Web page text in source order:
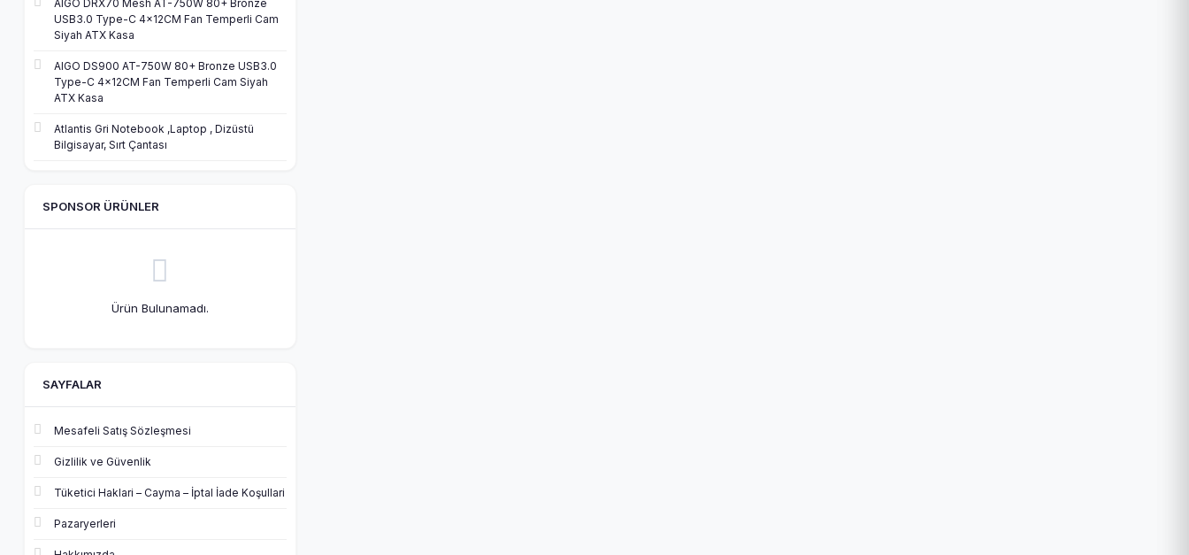
AIGO DRX70 Mesh AT-750W 80+ Bronze
USB3.0 Type-C 4×12CM Fan Temperli Cam
Siyah ATX Kasa
AIGO DS900 AT-750W 80+ Bronze USB3.0
Type-C 4×12CM Fan Temperli Cam Siyah
ATX Kasa
Atlantis Gri Notebook ,Laptop , Dizüstü
Bilgisayar, Sırt Çantası
SPONSOR ÜRÜNLER
Ürün Bulunamadı.
SAYFALAR
Mesafeli Satış Sözleşmesi
Gizlilik ve Güvenlik
Tüketici Haklari – Cayma – İptal İade Koşullari
Pazaryerleri